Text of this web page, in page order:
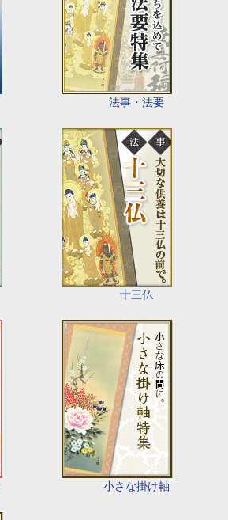
法事・法要
十三仏
小さな掛け軸